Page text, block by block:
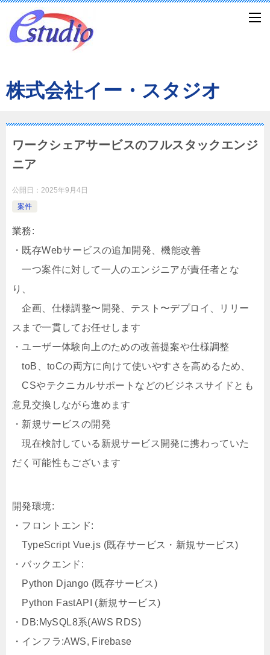
株式会社イー・スタジオ
ワークシェアサービスのフルスタックエンジ
ニア
公開日： 2025年9月4日
案件
業務:
・既存Webサービスの追加開発、機能改善
一つ案件に対して一人のエンジニアが責任者とな
り、
企画、仕様調整〜開発、テスト〜デプロイ、リリー
スまで一貫してお任せします
・ユーザー体験向上のための改善提案や仕様調整
toB、toCの両方に向けて使いやすさを高めるため、
CSやテクニカルサポートなどのビジネスサイドとも
意見交換しながら進めます
・新規サービスの開発
現在検討している新規サービス開発に携わっていた
だく可能性もございます
開発環境:
・フロントエンド:
TypeScript Vue.js (既存サービス・新規サービス)
・バックエンド:
Python Django (既存サービス)
Python FastAPI (新規サービス)
・DB:MySQL8系(AWS RDS)
・インフラ:AWS, Firebase